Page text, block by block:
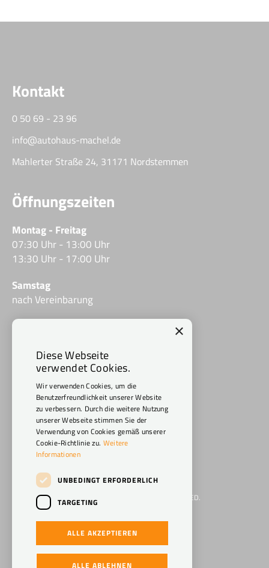
Kontakt
0 50 69 - 23 96
info@autohaus-machel.de
Mahlerter Straße 24, 31171 Nordstemmen
Öffnungszeiten
Montag - Freitag
07:30 Uhr - 13:00 Uhr
13:30 Uhr - 17:00 Uhr
Samstag
nach Vereinbarung
WWW.CARAVAN-MACHEL.DE 2026. ALL RIGHTS RESERVED.
IMPRESSUM
DATENSCHUTZERKLÄRUNG
POWERED BY EMPORI CMS
×
Diese Webseite
verwendet Cookies.
Wir verwenden Cookies, um die
Benutzerfreundlichkeit unserer Website
zu verbessern. Durch die weitere Nutzung
unserer Webseite stimmen Sie der
Verwendung von Cookies gemäß unserer
Cookie-Richtlinie zu. Weitere
Informationen
UNBEDINGT ERFORDERLICH
TARGETING
ALLE AKZEPTIEREN
ALLE ABLEHNEN